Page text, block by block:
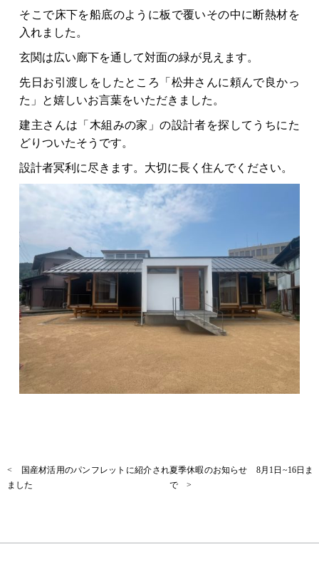
そこで床下を船底のように板で覆いその中に断熱材を
入れました。
玄関は広い廊下を通して対面の緑が見えます。
先日お引渡しをしたところ「松井さんに頼んで良かっ
た」と嬉しいお言葉をいただきました。
建主さんは「木組みの家」の設計者を探してうちにた
どりついたそうです。
設計者冥利に尽きます。大切に長く住んでください。
< 国産材活用のパンフレットに紹介され
ました
夏季休暇のお知らせ 8月1日~16日ま
で >